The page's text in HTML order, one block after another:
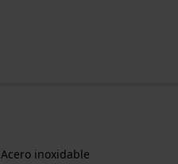
Acero inoxidable